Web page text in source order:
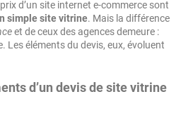
d’un site internet e-commerce sont
simple site vitrine. Mais la différence
et de ceux des agences demeure :
Les éléments du devis, eux, évoluent
d’un devis de site vitrine